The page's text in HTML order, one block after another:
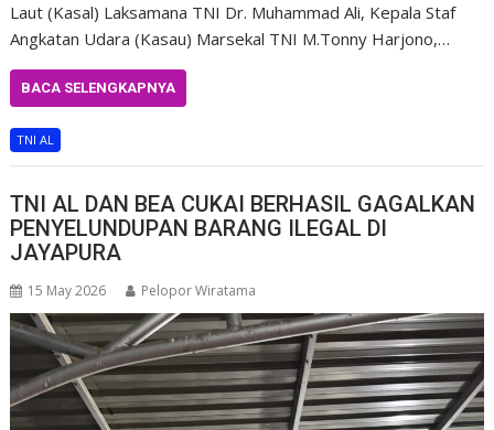
Laut (Kasal) Laksamana TNI Dr. Muhammad Ali, Kepala Staf
Angkatan Udara (Kasau) Marsekal TNI M.Tonny Harjono,…
BACA SELENGKAPNYA
TNI AL
TNI AL DAN BEA CUKAI BERHASIL GAGALKAN
PENYELUNDUPAN BARANG ILEGAL DI
JAYAPURA
15 May 2026 Pelopor Wiratama